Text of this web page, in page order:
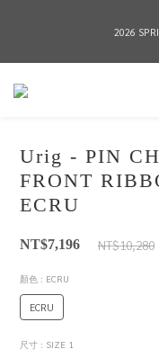
2026
2026
全店消費滿NT$8,000 享有7-
2026
Urig - PIN
FRONT
ECRU
NT$7,196 NT$10,280
顏色 : ECRU
ECRU
尺寸 : SIZE 1